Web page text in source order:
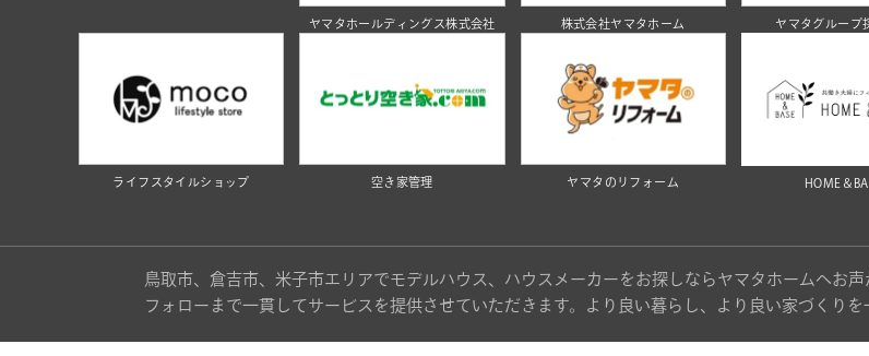
ヤマタホールディングス株式会社 株式会社ヤマタホーム ヤマタグループ
ライフスタイルショップ 空き家管理 ヤマタのリフォーム HOME＆
鳥取市、倉吉市、米子市エリアでモデルハウス、ハウスメーカーをお探しならヤマタホームへお
フォローまで一貫してサービスを提供させていただきます。より良い暮らし、より良い家づくりを